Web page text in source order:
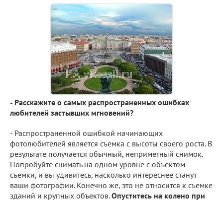
- Расскажите о самых распространенных ошибках
любителей застывших мгновений?
- Распространенной ошибкой начинающих
фотолюбителей является съемка с высоты своего роста. В
результате получается обычный, неприметный снимок.
Попробуйте снимать на одном уровне с объектом
съемки, и вы удивитесь, насколько интереснее станут
ваши фотографии. Конечно же, это не относится к съемке
зданий и крупных объектов.Опуститесь на колено при